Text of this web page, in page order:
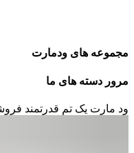
مجموعه های ودمارت
مرور دسته های ما
ود مارت یک تم قدرتمند